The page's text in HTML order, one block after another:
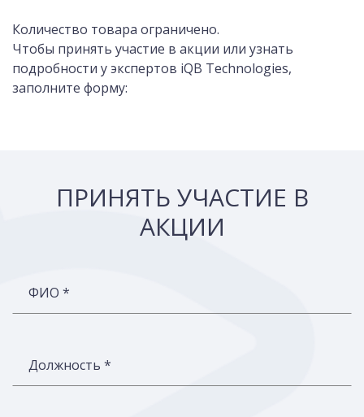
Количество товара ограничено.
Чтобы принять участие в акции или узнать
подробности у экспертов iQB Technologies,
заполните форму:
ПРИНЯТЬ УЧАСТИЕ В
АКЦИИ
ФИО *
Должность *